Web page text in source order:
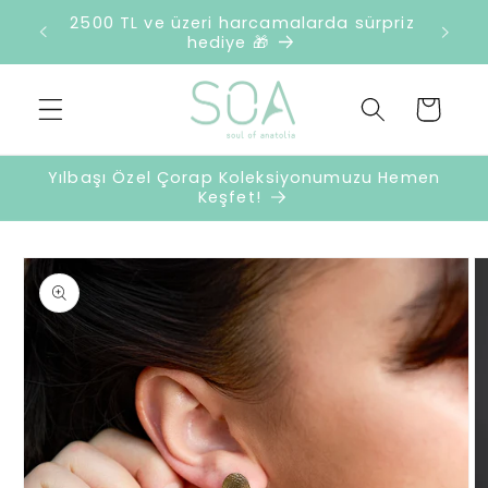
İçeriğe
atla
2500 TL ve üzeri harcamalarda sürpriz
hediye 🎁
Sepet
Yılbaşı Özel Çorap Koleksiyonumuzu Hemen
Keşfet!
Ürün
bilgisine
atla